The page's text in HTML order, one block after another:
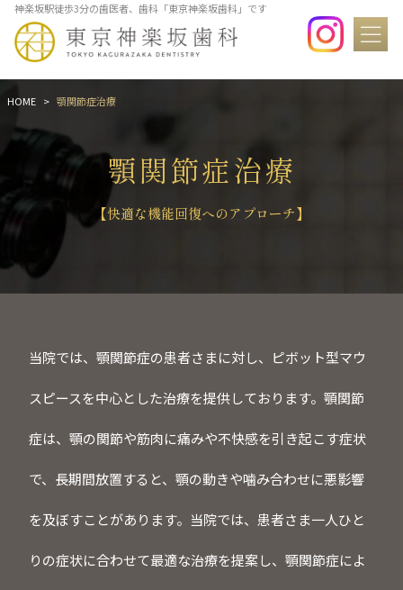
神楽坂駅徒歩3分の歯医者、歯科「東京神楽坂歯科」です
HOME 顎関節症治療
顎関節症治療
【快適な機能回復へのアプローチ】
当院では、顎関節症の患者さまに対し、ピボット型マウ
スピースを中心とした治療を提供しております。顎関節
症は、顎の関節や筋肉に痛みや不快感を引き起こす症状
で、長期間放置すると、顎の動きや噛み合わせに悪影響
を及ぼすことがあります。当院では、患者さま一人ひと
りの症状に合わせて最適な治療を提案し、顎関節症によ